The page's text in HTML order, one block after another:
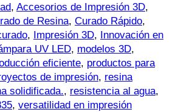
, Accesorios de Impresión 3D,
de Resina, Curado Rápido,
, Impresión 3D, Innovación en
UV LED, modelos 3D,
eficiente, productos para
de impresión, resina
solidificada., resistencia al agua,
, versatilidad en impresión